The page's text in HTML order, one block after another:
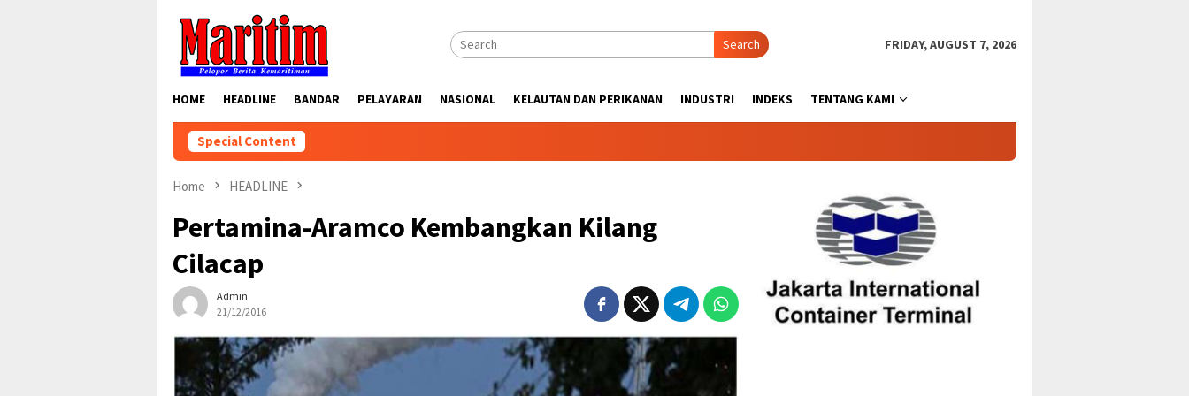
content
Search FRIDAY, AUGUST 7, 2026
HOME HEADLINE BANDAR PELAYARAN NASIONAL KELAUTAN DAN PERIKANAN INDUSTRI INDEKS TENTANG KAMI
Special Content
Home HEADLINE
Pertamina-Aramco Kembangkan Kilang
Cilacap
Admin
21/12/2016